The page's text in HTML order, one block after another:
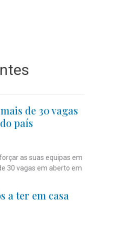
de 30 vagas
país
as suas equipas em
30 vagas em aberto em
a ter em casa